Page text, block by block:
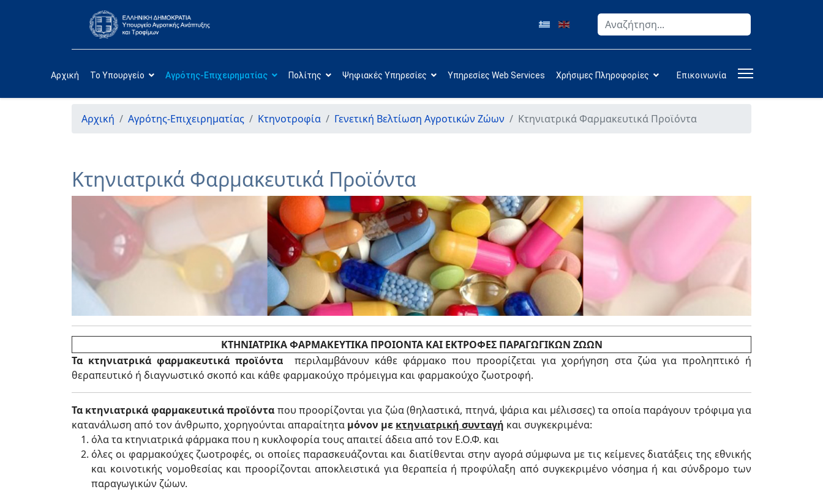
Αναζήτηση
Αρχική Το Υπουργείο Αγρότης-Επιχειρηματίας Πολίτης Ψηφιακές Υπηρεσίες Υπηρεσίες Web Services Χρήσιμες Πληροφορίες Επικοινωνία
Αρχική Αγρότης-Επιχειρηματίας Κτηνοτροφία Γενετική Βελτίωση Αγροτικών Ζώων Κτηνιατρικά Φαρμακευτικά Προϊόντα
Κτηνιατρικά Φαρμακευτικά Προϊόντα
ΚΤΗΝΙΑΤΡΙΚΑ ΦΑΡΜΑΚΕΥΤΙΚΑ ΠΡΟΙΟΝΤΑ ΚΑΙ ΕΚΤΡΟΦΕΣ ΠΑΡΑΓΩΓΙΚΩΝ ΖΩΩΝ
Τα κτηνιατρικά φαρμακευτικά προϊόντα περιλαμβάνουν κάθε φάρμακο που προορίζεται για χορήγηση στα ζώα για προληπτικό ή
θεραπευτικό ή διαγνωστικό σκοπό και κάθε φαρμακούχο πρόμειγμα και φαρμακούχο ζωοτροφή.
Τα κτηνιατρικά φαρμακευτικά προϊόντα που προορίζονται για ζώα (θηλαστικά, πτηνά, ψάρια και μέλισσες) τα οποία παράγουν τρόφιμα για
κατανάλωση από τον άνθρωπο, χορηγούνται απαραίτητα μόνον με κτηνιατρική συνταγή και συγκεκριμένα:
όλα τα κτηνιατρικά φάρμακα που η κυκλοφορία τους απαιτεί άδεια από τον Ε.Ο.Φ. και
όλες οι φαρμακούχες ζωοτροφές, οι οποίες παρασκευάζονται και διατίθενται στην αγορά σύμφωνα με τις κείμενες διατάξεις της εθνικής
και κοινοτικής νομοθεσίας και προορίζονται αποκλειστικά για θεραπεία ή προφύλαξη από συγκεκριμένο νόσημα ή και σύνδρομο των
παραγωγικών ζώων.